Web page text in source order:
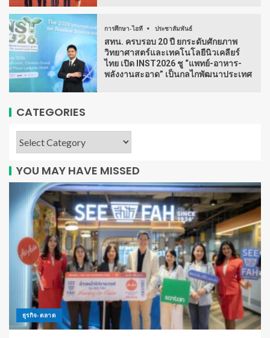
การศึกษา-ไอที ประชาสัมพันธ์
สทน. ครบรอบ 20 ปี ยกระดับศักยภาพ
วิทยาศาสตร์และเทคโนโลยีนิวเคลียร์
ไทย เปิด INST2026 ชู “แพทย์-อาหาร-
พลังงานสะอาด” เป็นกลไกพัฒนาประเทศ
CATEGORIES
YOU MAY HAVE MISSED
ธุรกิจ-ตลาด